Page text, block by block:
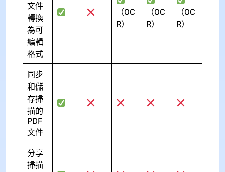
文件
轉換
為可
編輯
格式
（OC
R）
（OC
R）
（OC
R）
同步
和儲
存掃
描的
PDF
文件
分享
掃描